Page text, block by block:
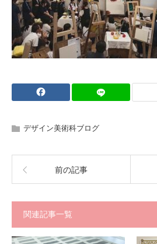
デザイン美術科ブログ
前の記事
関連記事一覧